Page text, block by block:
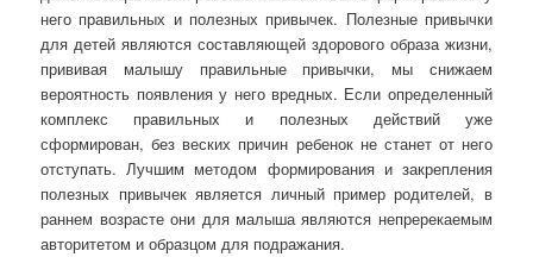
него правильных и полезных привычек. Полезные привычки
для детей являются составляющей здорового образа жизни,
прививая малышу правильные привычки, мы снижаем
вероятность появления у него вредных. Если определенный
комплекс правильных и полезных действий уже
сформирован, без веских причин ребенок не станет от него
отступать. Лучшим методом формирования и закрепления
полезных привычек является личный пример родителей, в
раннем возрасте они для малыша являются непререкаемым
авторитетом и образцом для подражания.